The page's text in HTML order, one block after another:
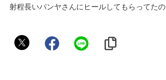
射程長いパンヤさんにヒールしてもらってたの